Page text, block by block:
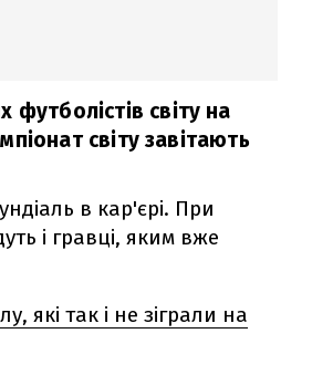
світу на
світу завітають
в кар'єрі. При
і гравці, яким вже
які так і не зіграли на